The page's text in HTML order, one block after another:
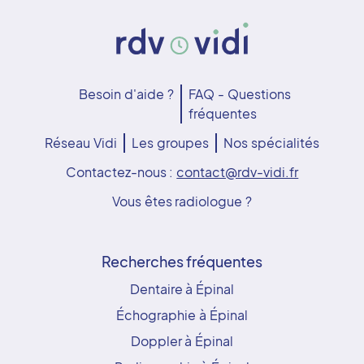
Besoin d'aide ?
FAQ - Questions
fréquentes
Réseau Vidi
Les groupes
Nos spécialités
Contactez-nous : contact@rdv-vidi.fr
Vous êtes radiologue ?
Recherches fréquentes
Dentaire à Épinal
Échographie à Épinal
Doppler à Épinal